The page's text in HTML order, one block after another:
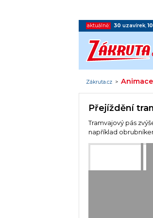
aktuálně: 30 uzavírek,10
Zákruta.cz >
Přejíždění
Tramvajový pás
například